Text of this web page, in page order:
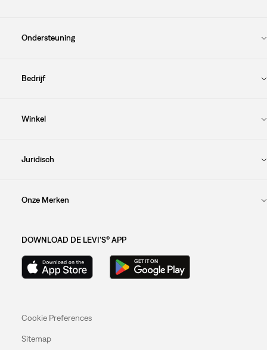
Ondersteuning
Bedrijf
Winkel
Juridisch
Onze Merken
DOWNLOAD DE LEVI'S® APP
Cookie Preferences
Sitemap